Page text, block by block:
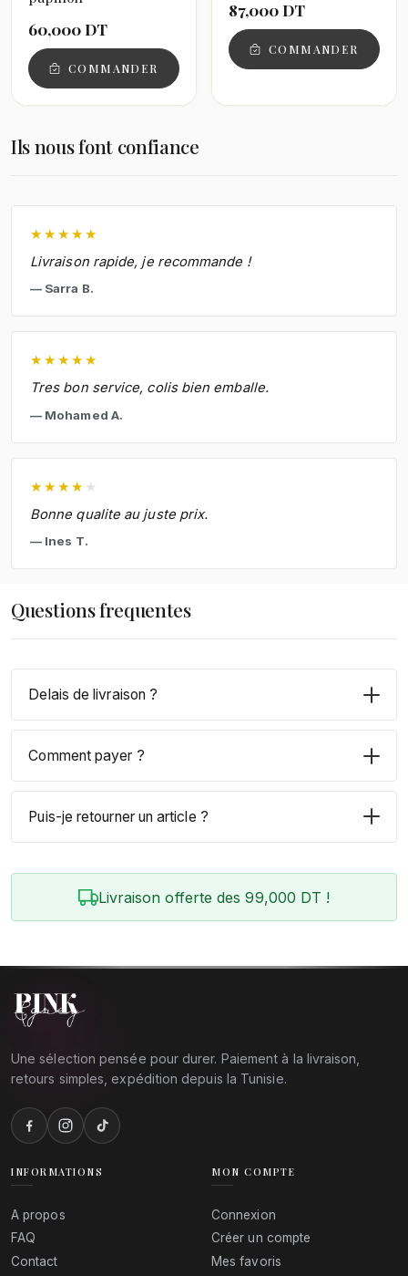
60,000 DT
COMMANDER
87,000 DT
COMMANDER
Ils nous font confiance
★ ★ ★ ★ ★
Livraison rapide, je recommande !
Sarra B.
★ ★ ★ ★ ★
Tres bon service, colis bien emballe.
Mohamed A.
★ ★ ★ ★ ★
Bonne qualite au juste prix.
Ines T.
Questions frequentes
Delais de livraison ?
Comment payer ?
Puis-je retourner un article ?
Livraison offerte des 99,000 DT !
Une sélection pensée pour durer. Paiement à la livraison,
retours simples, expédition depuis la Tunisie.
INFORMATIONS
A propos
FAQ
Contact
MON COMPTE
Connexion
Créer un compte
Mes favoris